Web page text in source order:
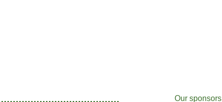
Our sponsors